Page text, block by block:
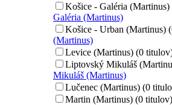
Košice - Galéria
Galéria (Martinus)
Košice - Urban (Martinus)
(Martinus)
Levice (Martinus) (0
Liptovský Mikuláš
Mikuláš (Martinus)
Lučenec (Martinus) (0
Martin (Martinus) (0 titulov)